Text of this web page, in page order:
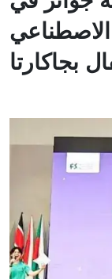
الاصطناعي
بجاكارتا